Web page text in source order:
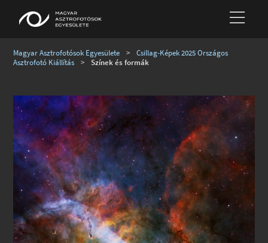
Magyar Asztrofotósok Egyesülete >
Csillag-Képek 2025 Országos
Asztrofotó Kiállítás
> Színek és formák